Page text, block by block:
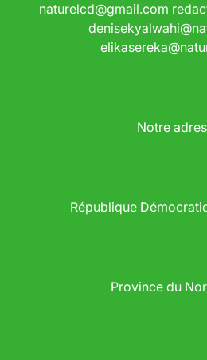
naturelcd@gmail.com
Notre
République
Province du